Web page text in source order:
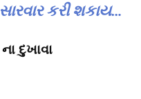
સારવાર કરી શકાય…
દુખાવા